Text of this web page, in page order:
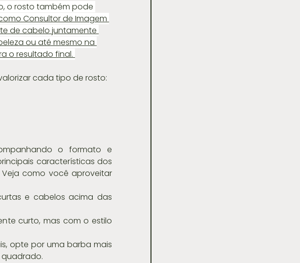
o rosto também pode
Consultor de Imagem
de cabelo juntamente
ou até mesmo na
o resultado final.
cada tipo de rosto:
o formato e
características dos
como você aproveitar
e cabelos acima das
curto, mas com o estilo
opte por uma barba mais
quadrado.